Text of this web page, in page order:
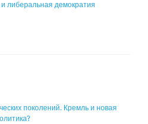
либеральная демократия
поколений. Кремль и новая